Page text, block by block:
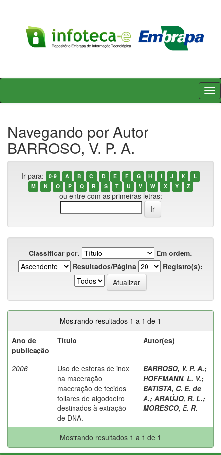
Skip
Navegando por Autor
BARROSO, V. P. A.
Ir para: 0-9 A B C D E F G H I J K
L
M
N O P Q R S T U V W X Y Z
ou entre com as primeiras letras:
Classificar por:
Em ordem:
Resultados/Página
Registro(s):
Mostrando resultados 1 a 1 de 1
Ano de
publicação
Título Autor(es)
2006
Uso de esferas de inox
na maceração
maceração de tecidos
foliares de algodoeiro
destinados à extração
de DNA.
BARROSO, V. P. A.;
HOFFMANN, L. V.;
BATISTA, C. E. de
A.; ARAÚJO, R. L.;
MORESCO, E. R.
Mostrando resultados 1 a 1 de 1